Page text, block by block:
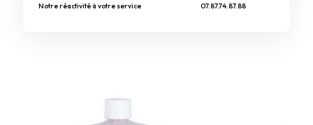
Notre réactivité à votre service 07.87.74.87.88